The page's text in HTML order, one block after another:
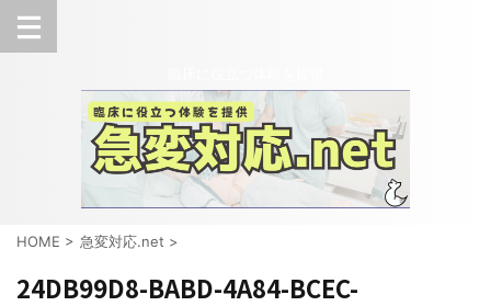
HOME > 急変対応.net >
24DB99D8-BABD-4A84-BCEC-